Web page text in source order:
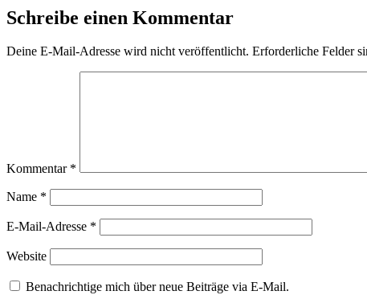
Schreibe einen Kommentar
Deine E-Mail-Adresse wird nicht veröffentlicht. Erforderliche Felder
Kommentar *
Name *
E-Mail-Adresse *
Website
Benachrichtige mich über neue Beiträge via E-Mail.